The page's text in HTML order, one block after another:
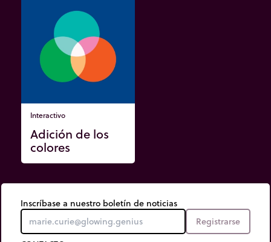
Interactivo
Adición de los
colores
Inscríbase a nuestro boletín de noticias
Registrarse